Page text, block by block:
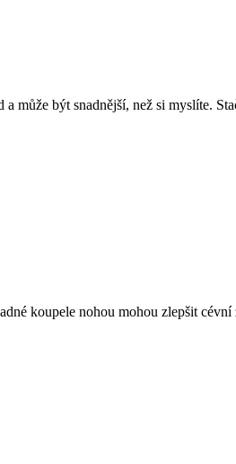
může být snadnější, než si myslíte.
koupele nohou mohou zlepšit